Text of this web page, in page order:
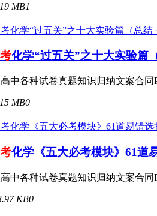
MB1
化学“过五关”之十大实验篇
中各种试卷真题知识归纳文案合
MB0
化学《五大必考模块》61道
中各种试卷真题知识归纳文案合同
KB0